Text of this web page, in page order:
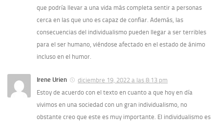
que podría llevar a una vida más completa sentir a personas
cerca en las que uno es capaz de confiar. Además, las
consecuencias del individualismo pueden llegar a ser terribles
para el ser humano, viéndose afectado en el estado de ánimo
incluso en el humor.
Irene Urien
diciembre 19, 2022 a las 8:13 pm
Estoy de acuerdo con el texto en cuanto a que hoy en día
vivimos en una sociedad con un gran individualismo, no
obstante creo que este es muy importante. El individualismo es